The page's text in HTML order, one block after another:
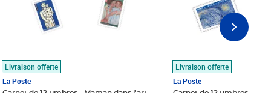
Livraison offerte
La Poste
Livraison offerte
La Poste